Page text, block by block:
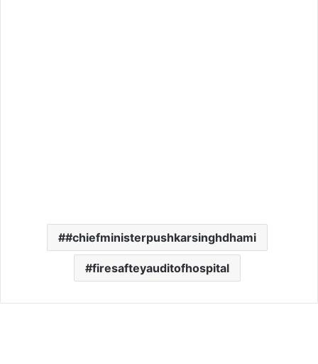
#chiefministerpushkarsinghdhami
firesafteyauditofhospital